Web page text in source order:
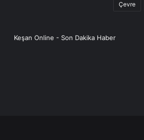
Çevre
Keşan Online - Son Dakika Haber